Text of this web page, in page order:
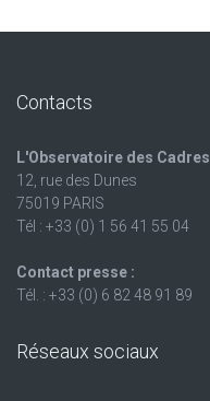
Contacts
L'Observatoire des Cadres
12, rue des Dunes
75019 PARIS
Tél : +33 (0) 1 56 41 55 04
Contact presse :
Tél. : +33 (0) 6 82 48 91 89
Réseaux sociaux